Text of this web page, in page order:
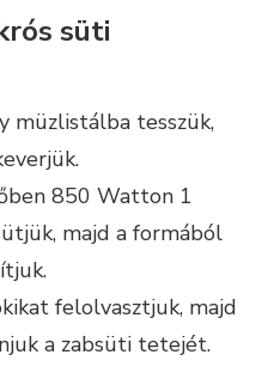
süti
müzlistálba tesszük,
850 Watton 1
majd a formából
felolvasztjuk, majd
a zabsüti tetejét.